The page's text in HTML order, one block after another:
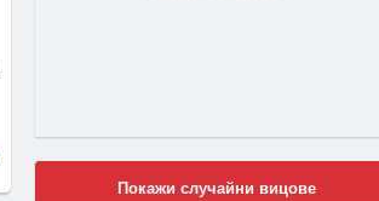
Покажи случайни вицове